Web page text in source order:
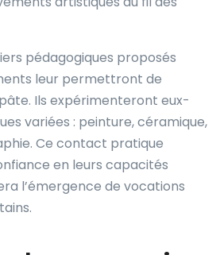
pédagogiques proposés
leur permettront de
Ils expérimenteront eux-
variées : peinture, céramique,
Ce contact pratique
en leurs capacités
l’émergence de vocations